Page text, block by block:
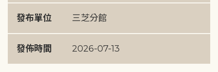
發布單位 三芝分館
發佈時間 2026-07-13